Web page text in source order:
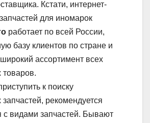
Кстати, интернет-
для иномарок
работает по всей России,
базу клиентов по стране и
ассортимент всех
к поиску
рекомендуется
с видами запчастей. Бывают